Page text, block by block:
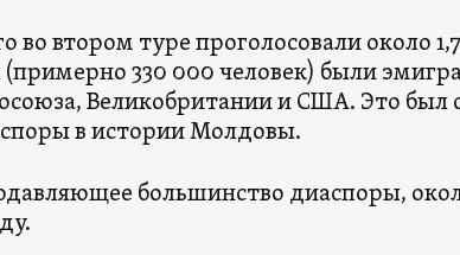
во втором туре проголосовали около
330 000 человек) были
Великобритании и США. Это был
в истории Молдовы.
большинство диаспоры,